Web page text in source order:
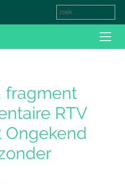
fragment
RTV
Ongekend